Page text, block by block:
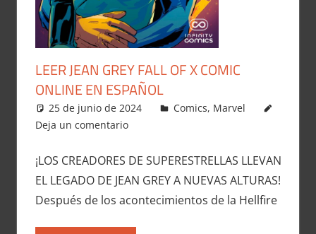
LEER JEAN GREY FALL OF X COMIC
ONLINE EN ESPAÑOL
25 de junio de 2024 Carlitox Banana
Comics, Marvel
Deja un comentario
¡LOS CREADORES DE SUPERESTRELLAS LLEVAN
EL LEGADO DE JEAN GREY A NUEVAS ALTURAS!
Después de los acontecimientos de la Hellfire